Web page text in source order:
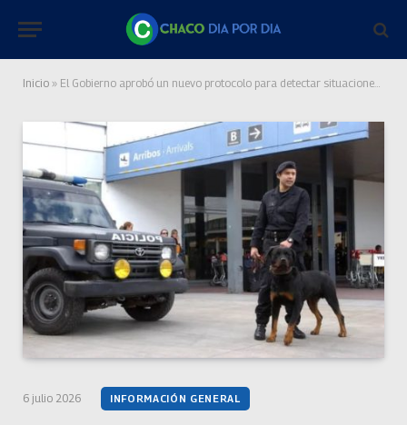
Inicio » El Gobierno aprobó un nuevo protocolo para detectar situaciones de trata de personas en aeropuertos
6 julio 2026 INFORMACIÓN GENERAL